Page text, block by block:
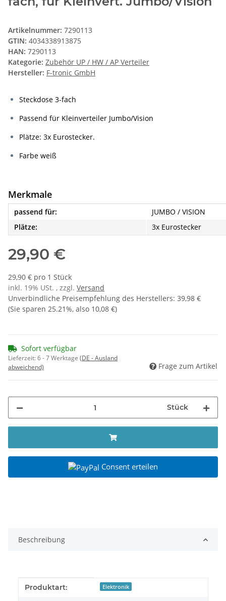
Artikelnummer: 7290113
GTIN: 4034338913875
HAN: 7290113
Kategorie: Zubehör UP / HW / AP Verteiler
Hersteller: F-tronic GmbH
Steckdose 3-fach
Passend für Kleinverteiler Jumbo/Vision
Plätze: 3x Eurostecker.
Farbe weiß
Merkmale
passend für:
JUMBO / VISION
Plätze:
3x Eurostecker
29,90 €
29,90 € pro 1 Stück
inkl. 19% USt. , zzgl. Versand
Unverbindliche Preisempfehlung des Herstellers: 39,98 €
(Sie sparen 25.21%, also 10,08 €)
Sofort verfügbar
Lieferzeit:6 - 7 Werktage (DE - Ausland
abweichend)
Frage zum Artikel
Stück
Consent erteilen
Beschreibung
Produkteigenschaft
Wert
Produktart: Elektronik